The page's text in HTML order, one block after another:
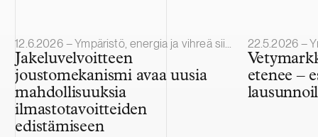
Julkaistu
12.6.2026 – Ympäristö, energia ja vihreä siirtymä
Jakeluvelvoitteen
joustomekanismi avaa uusia
mahdollisuuksia
ilmastotavoitteiden
edistämiseen
Julkaistu
22.5.2026 –
etenee –